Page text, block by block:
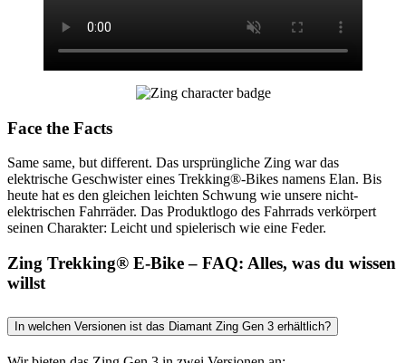
Face the Facts
Same same, but different. Das ursprüngliche Zing war das
elektrische Geschwister eines Trekking®-Bikes namens Elan. Bis
heute hat es den gleichen leichten Schwung wie unsere nicht-
elektrischen Fahrräder. Das Produktlogo des Fahrrads verkörpert
seinen Charakter: Leicht und spielerisch wie eine Feder.
Zing Trekking® E-Bike – FAQ: Alles, was du wissen
willst
In welchen Versionen ist das Diamant Zing Gen 3 erhältlich?